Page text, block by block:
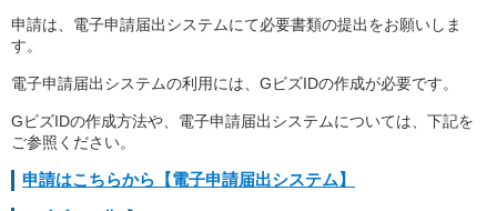
申請は、電子申請届出システムにて必要書類の提出をお願いしま
す。
電子申請届出システムの利用には、GビズIDの作成が必要です。
GビズIDの作成方法や、電子申請届出システムについては、下記を
ご参照ください。
申請はこちらから【電子申請届出システム】